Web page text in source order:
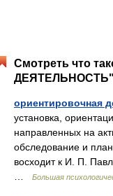
Смотреть что
ДЕЯТЕЛЬНОСТЬ"
ориентировочная
установка,
направленных на
обследование и
восходит к И. П.
Большая